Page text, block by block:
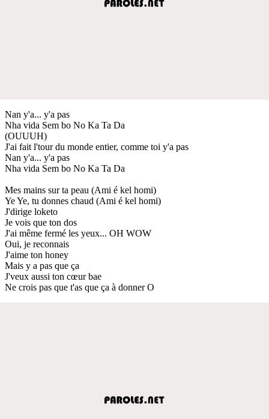
Nan y'a... y'a pas
Nha vida Sem bo No Ka Ta Da
(OUUUH)
J'ai fait l'tour du monde entier, comme toi y'a pas
Nan y'a... y'a pas
Nha vida Sem bo No Ka Ta Da
Mes mains sur ta peau (Ami é kel homi)
Ye Ye, tu donnes chaud (Ami é kel homi)
J'dirige loketo
Je vois que ton dos
J'ai même fermé les yeux... OH WOW
Oui, je reconnais
J'aime ton honey
Mais y a pas que ça
J'veux aussi ton cœur bae
Ne crois pas que t'as que ça à donner O